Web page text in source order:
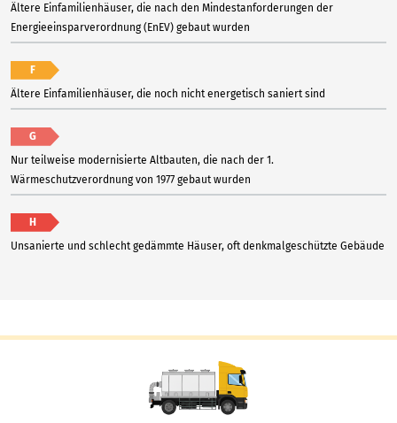
Ältere Einfamilienhäuser, die nach den Mindestanforderungen der
Energieeinsparverordnung (EnEV) gebaut wurden
F
Ältere Einfamilienhäuser, die noch nicht energetisch saniert sind
G
Nur teilweise modernisierte Altbauten, die nach der 1.
Wärmeschutzverordnung von 1977 gebaut wurden
H
Unsanierte und schlecht gedämmte Häuser, oft denkmalgeschützte Gebäude